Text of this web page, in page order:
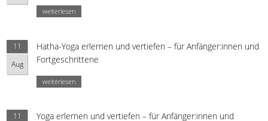
weiterlesen
11
Aug
Hatha-Yoga erlernen und vertiefen – für Anfänger:innen und
Fortgeschrittene
weiterlesen
11
Yoga erlernen und vertiefen – für Anfänger:innen und